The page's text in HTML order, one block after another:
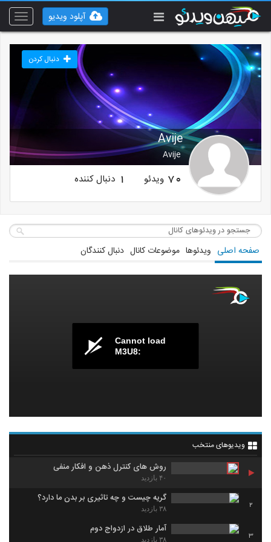
Toggle
آپلود ویدیو
Avije
Avije
دنبال کردن
70 ویدئو 1 دنبال کننده
صفحه اصلی ویدئوها موضوعات کانال دنبال کنندگان
Cannot load
M3U8:
ویدیوهای منتخب
روش های کنترل ذهن و افکار منفی
۴۰ بازدید
2
گریه چیست و چه تاثیری بر بدن ما دارد؟
۳۸ بازدید
3
آمار طلاق در ازدواج دوم
۳۸ بازدید